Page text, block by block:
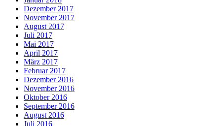
Dezember 2017
November 2017
August 2017
Juli 2017
Mai 2017
April 2017
März 2017
Februar 2017
Dezember 2016
November 2016
Oktober 2016
September 2016
August 2016
Juli 2016